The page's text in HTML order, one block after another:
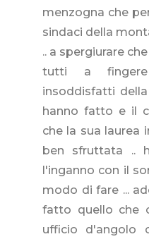
menzogna che
sindaci della
.. a spergiurare
tutti a
insoddisfatti
hanno fatto e il
che la sua laurea
ben sfruttata ..
l'inganno con il
modo di fare ...
fatto quello che
ufficio d'angolo